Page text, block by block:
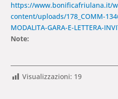
https://www.bonificafriulana.it/
content/uploads/178_COMM-
MODALITA-GARA-E-LETTERA-
Note:
Visualizzazioni: 19